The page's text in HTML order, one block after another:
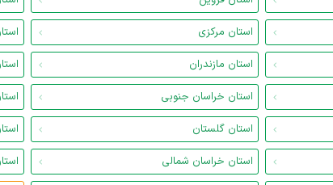
استان مرکزی
استان مازندران
استان خراسان جنوبی
استان گلستان
استان خراسان شمالی